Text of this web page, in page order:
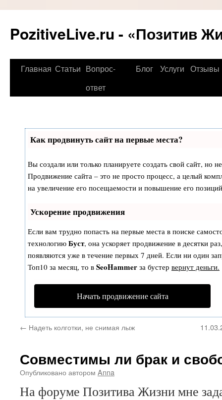
PozitiveLive.ru - «Позитив
Перейти
Главная Статьи Вопрос-
ответ
Блог Услуги Отзывы
Как продвинуть сайт на первые места?
Вы создали или только планируете создать свой сайт, но
Продвижение сайта – это не просто процесс, а целый
на увеличение его посещаемости и повышение его
Ускорение продвижения
Если вам трудно попасть на первые места в поиске
технологию Буст, она ускоряет продвижение в десятки
появляются уже в течение первых 7 дней. Если ни один
Топ10 за месяц, то в SeoHammer за бустер вернут деньги.
Начать продвижение сайта
← Надеть колготки, не снимая лыж
Совместимы ли брак и
Опубликовано автором Anna
На форуме Позитива Жизни мне